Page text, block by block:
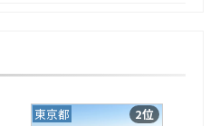
東京都 2位